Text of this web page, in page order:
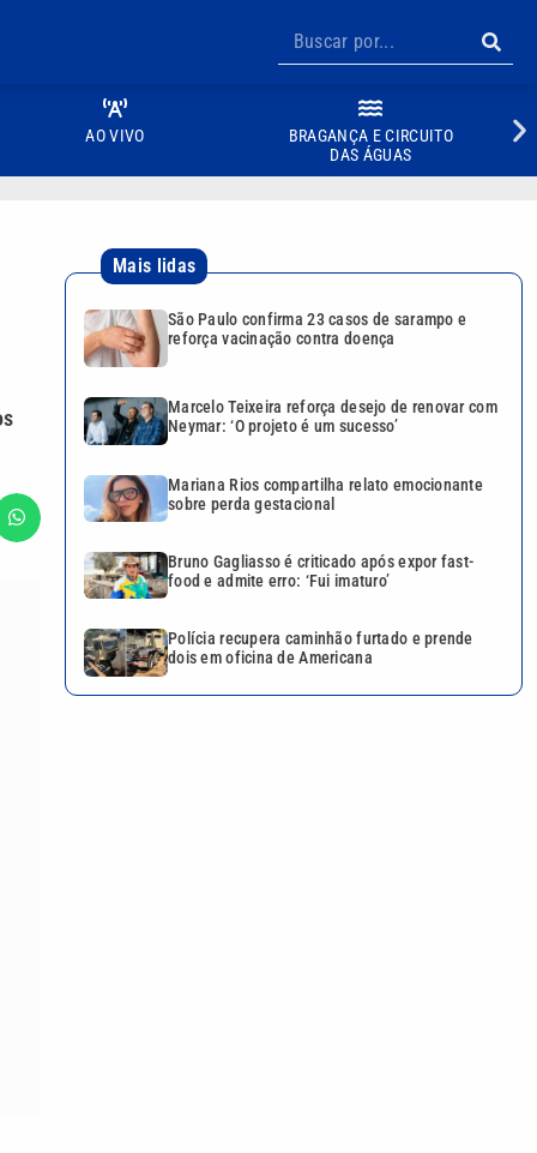
AO VIVO
BRAGANÇA E CIRCUITO
DAS ÁGUAS
Mais lidas
São Paulo confirma 23 casos de sarampo e
reforça vacinação contra doença
Marcelo Teixeira reforça desejo de renovar com
Neymar: ‘O projeto é um sucesso’
Mariana Rios compartilha relato emocionante
sobre perda gestacional
Bruno Gagliasso é criticado após expor fast-
food e admite erro: ‘Fui imaturo’
Polícia recupera caminhão furtado e prende
dois em oficina de Americana